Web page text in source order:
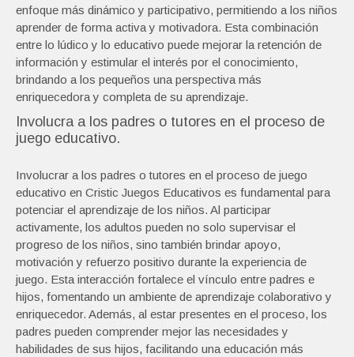
enfoque más dinámico y participativo, permitiendo a los niños
aprender de forma activa y motivadora. Esta combinación
entre lo lúdico y lo educativo puede mejorar la retención de
información y estimular el interés por el conocimiento,
brindando a los pequeños una perspectiva más
enriquecedora y completa de su aprendizaje.
Involucra a los padres o tutores en el proceso de
juego educativo.
Involucrar a los padres o tutores en el proceso de juego
educativo en Cristic Juegos Educativos es fundamental para
potenciar el aprendizaje de los niños. Al participar
activamente, los adultos pueden no solo supervisar el
progreso de los niños, sino también brindar apoyo,
motivación y refuerzo positivo durante la experiencia de
juego. Esta interacción fortalece el vínculo entre padres e
hijos, fomentando un ambiente de aprendizaje colaborativo y
enriquecedor. Además, al estar presentes en el proceso, los
padres pueden comprender mejor las necesidades y
habilidades de sus hijos, facilitando una educación más